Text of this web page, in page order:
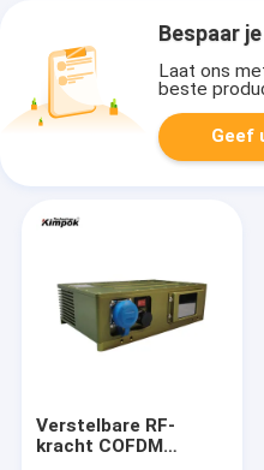
Bespaar
Laat ons
beste
Geef
Verstelbare RF-
kracht COFDM